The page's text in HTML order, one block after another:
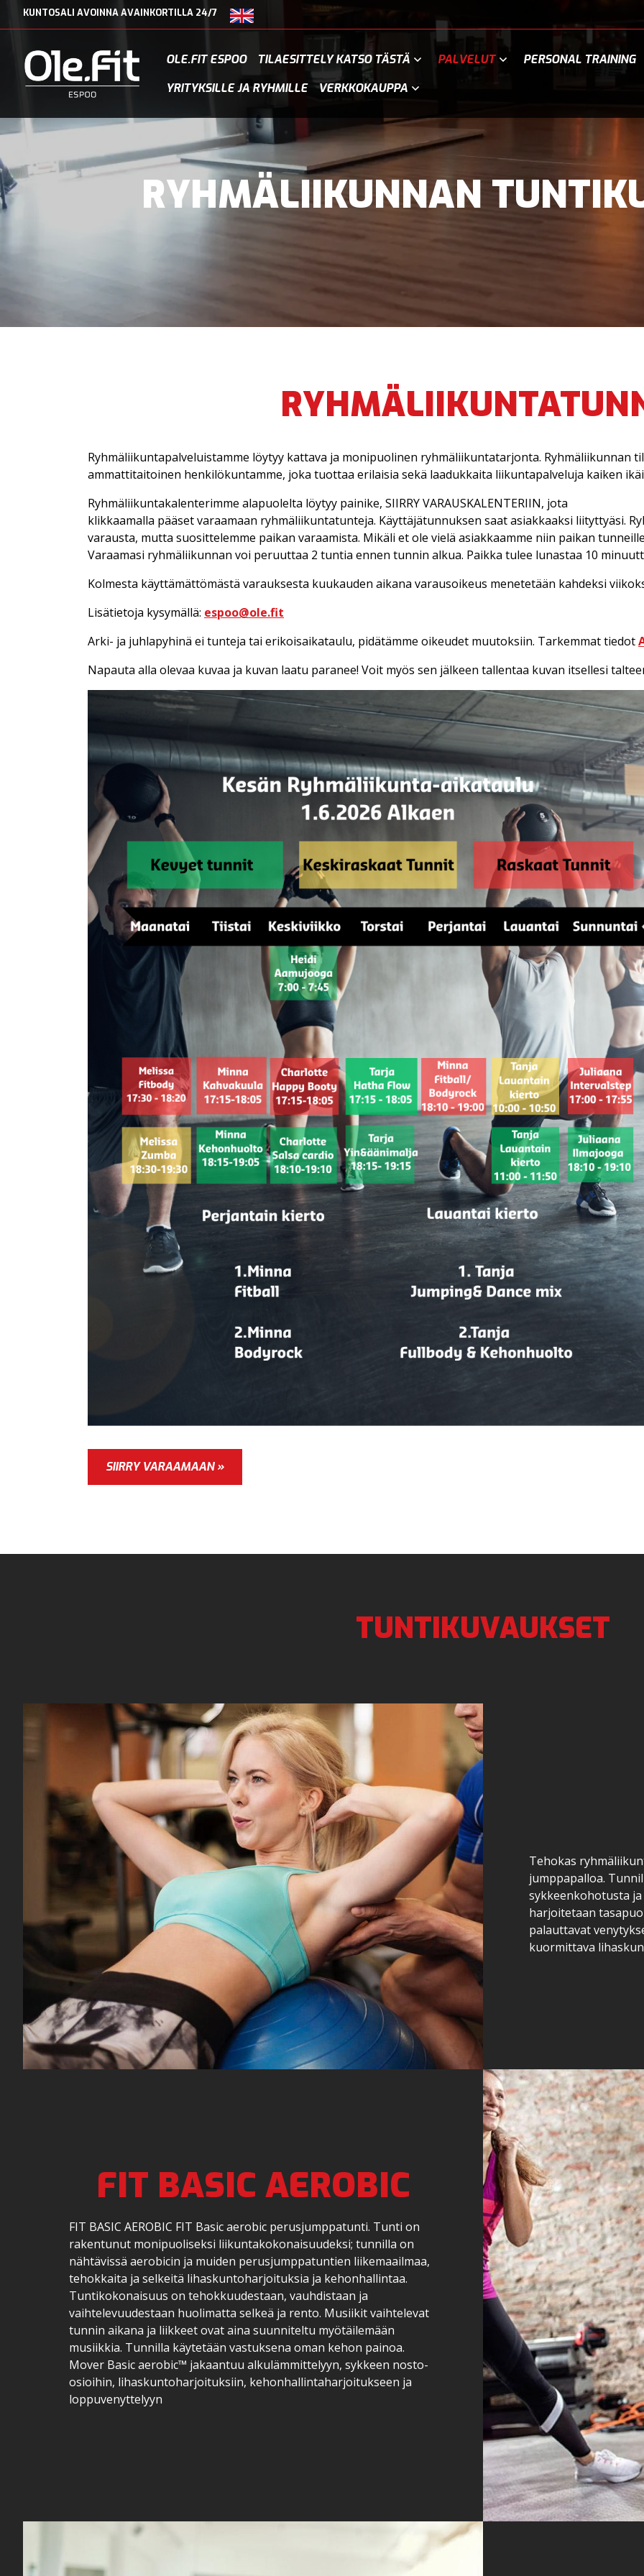
KUNTOSALI AVOINNA AVAINKORTILLA 24/7
OLE.FIT ESPOO TILAESITTELY KATSO TÄSTÄ PALVELUT
PERSONAL TRAINING
YRITYKSILLE JA RYHMILLE
VERKKOKAUPPA
RYHMÄ­LIIKUNNAN
Ryhmäliikuntapalveluistamme löytyy kattava ja monipuolinen ryhmäliikuntatarjonta. Ryhmäliikunnan
ammattitaitoinen henkilökuntamme, joka tuottaa erilaisia sekä laadukkaita liikuntapalveluja kaiken
Ryhmäliikuntakalenterimme alapuolelta löytyy painike, SIIRRY VARAUSKALENTERIIN, jota
klikkaamalla pääset varaamaan ryhmäliikuntatunteja. Käyttäjätunnuksen saat asiakkaaksi liityttyäsi.
varausta, mutta suosittelemme paikan varaamista. Mikäli et ole vielä asiakkaamme niin paikan
Varaamasi ryhmäliikunnan voi peruuttaa 2 tuntia ennen tunnin alkua. Paikka tulee lunastaa 10
Kolmesta käyttämättömästä varauksesta kuukauden aikana varausoikeus menetetään kahdeksi
Lisätietoja kysymällä: espoo@ole.fit
Arki- ja juhlapyhinä ei tunteja tai erikoisaikataulu, pidätämme oikeudet muutoksiin. Tarkemmat tiedot
Napauta alla olevaa kuvaa ja kuvan laatu paranee! Voit myös sen jälkeen tallentaa kuvan itsellesi
SIIRRY VARAAMAAN »
TUNTIKUVAUKSET
Tehokas
jumppapalloa.
sykkeenkohotusta
harjoitetaan
palauttavat
kuormittava
FIT BASIC AEROBIC
FIT BASIC AEROBIC FIT Basic aerobic perusjumppatunti. Tunti on
rakentunut monipuoliseksi liikuntakokonaisuudeksi; tunnilla on
nähtävissä aerobicin ja muiden perusjumppatuntien liikemaailmaa,
tehokkaita ja selkeitä lihaskuntoharjoituksia ja kehonhallintaa.
Tuntikokonaisuus on tehokkuudestaan, vauhdistaan ja
vaihtelevuudestaan huolimatta selkeä ja rento. Musiikit vaihtelevat
tunnin aikana ja liikkeet ovat aina suunniteltu myötäilemään
musiikkia. Tunnilla käytetään vastuksena oman kehon painoa.
Mover Basic aerobic™ jakaantuu alkulämmittelyyn, sykkeen nosto-
osioihin, lihaskuntoharjoituksiin, kehonhallintaharjoitukseen ja
loppuvenyttelyyn